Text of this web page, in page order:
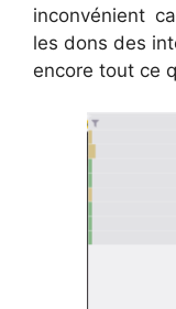
inconvénient
les dons des
encore tout ce